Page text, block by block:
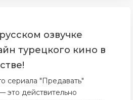
озвучке
турецкого кино в
сериала "Предавать"
это действительно